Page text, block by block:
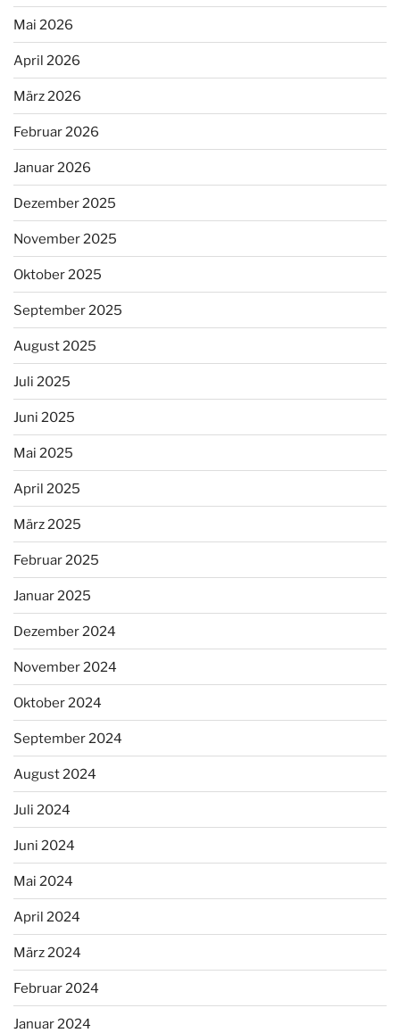
Mai 2026
April 2026
März 2026
Februar 2026
Januar 2026
Dezember 2025
November 2025
Oktober 2025
September 2025
August 2025
Juli 2025
Juni 2025
Mai 2025
April 2025
März 2025
Februar 2025
Januar 2025
Dezember 2024
November 2024
Oktober 2024
September 2024
August 2024
Juli 2024
Juni 2024
Mai 2024
April 2024
März 2024
Februar 2024
Januar 2024